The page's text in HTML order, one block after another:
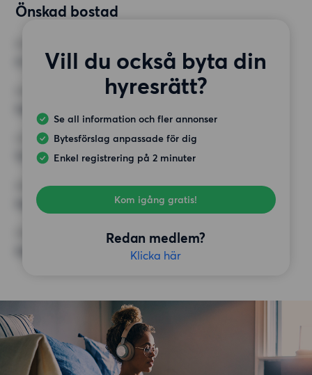
Önskad bostad
Vill du också byta din
hyresrätt?
Se all information och fler annonser
Bytesförslag anpassade för dig
Enkel registrering på 2 minuter
Kom igång gratis!
Redan medlem?
Klicka här
MINST ANTAL KVADRATMETER
HÖGSTA HYRA
12 500 kr
Inga speciella krav
ÖVRIGA PREFERENSER
Inga speciella preferenser